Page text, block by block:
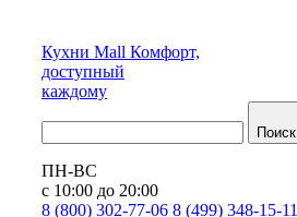
Кухни Mall Комфорт,
доступный
каждому
Поиск
ПН-ВС
с 10:00 до 20:00
8 (800) 302-77-06 8 (499) 348-15-11